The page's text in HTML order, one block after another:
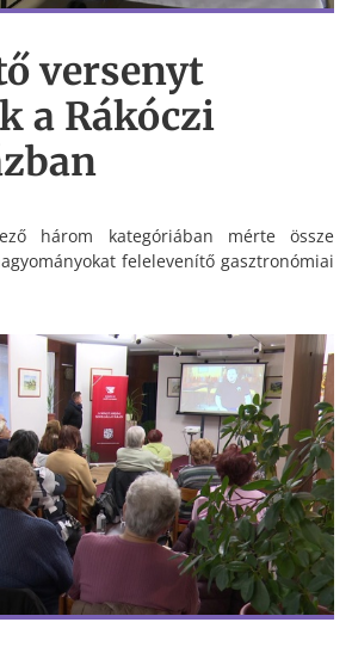
versenyt
a Rákóczi
három kategóriában mérte össze
felelevenítő gasztronómiai